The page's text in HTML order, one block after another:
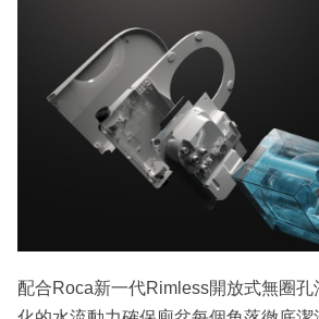
配合Roca新一代Rimless開放式無圈